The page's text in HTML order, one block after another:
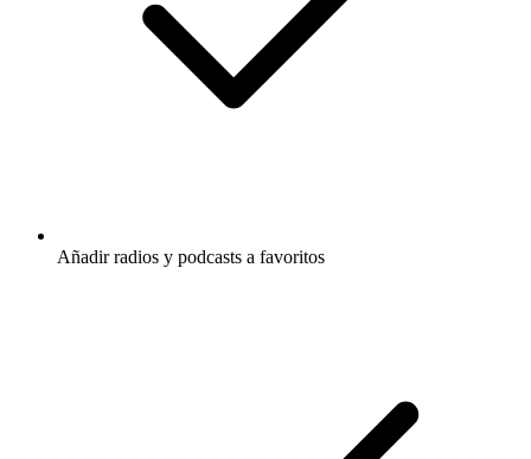
Añadir radios y podcasts a favoritos